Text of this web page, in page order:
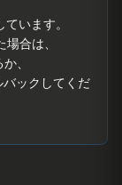
います。
合は、
、
バックしてくだ